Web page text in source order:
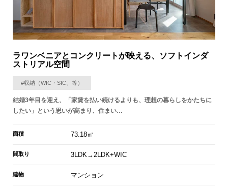
ラワンベニアとコンクリートが映える、ソフトインダ
ストリアル空間
#収納（WIC・SIC、等）
結婚3年目を迎え、「家賃を払い続けるよりも、理想の暮らしをかたちに
したい」という思いが高まり、住まい…
面積 73.18㎡
間取り 3LDK→2LDK+WIC
建物 マンション